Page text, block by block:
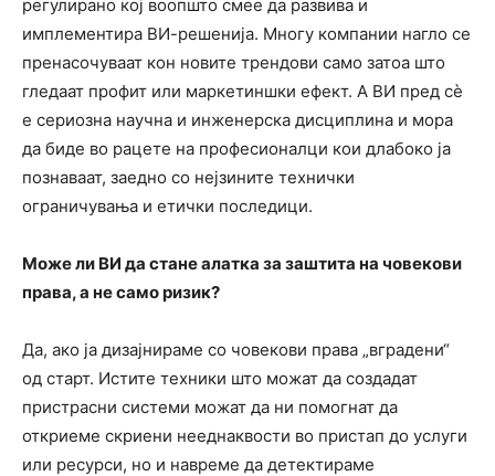
регулирано кој воопшто смее да развива и
имплементира ВИ-решенија. Многу компании нагло се
пренасочуваат кон новите трендови само затоа што
гледаат профит или маркетиншки ефект. А ВИ пред сѐ
е сериозна научна и инженерска дисциплина и мора
да биде во рацете на професионалци кои длабоко ја
познаваат, заедно со нејзините технички
ограничувања и етички последици.
Може ли ВИ да стане алатка за заштита на човекови
права, а не само ризик?
Да, ако ја дизајнираме со човекови права „вградени“
од старт. Истите техники што можат да создадат
пристрасни системи можат да ни помогнат да
откриеме скриени нееднаквости во пристап до услуги
или ресурси, но и навреме да детектираме